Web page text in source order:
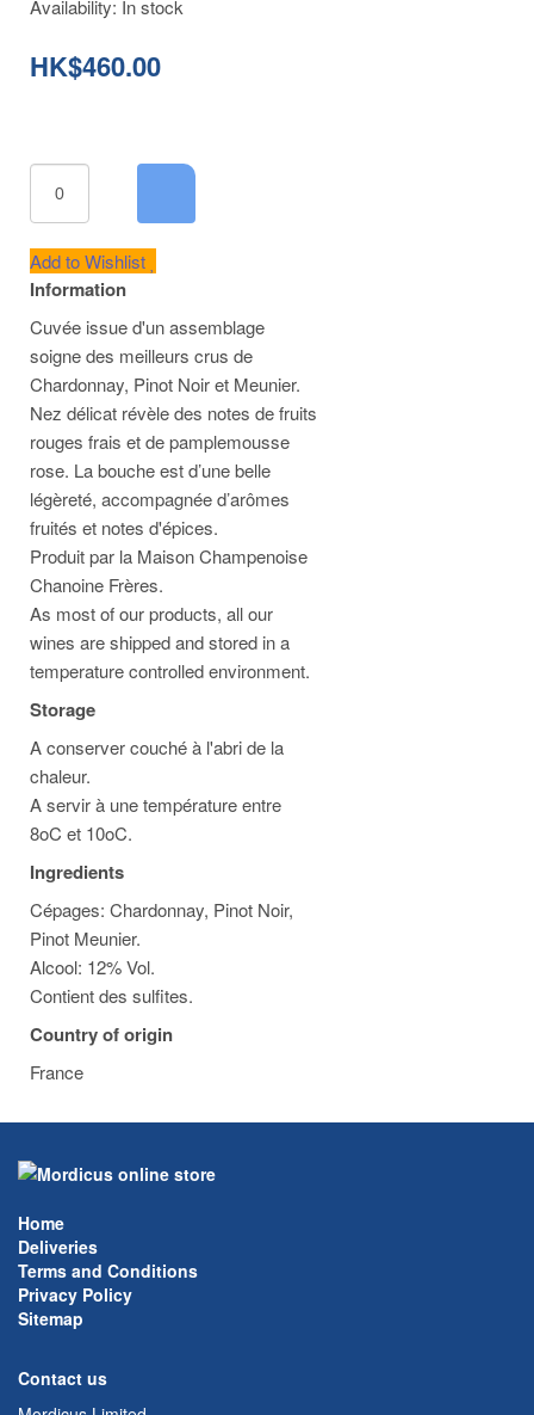
Availability: In stock
HK$460.00
Add to Wishlist
Information
Cuvée issue d'un assemblage
soigne des meilleurs crus de
Chardonnay, Pinot Noir et Meunier.
Nez délicat révèle des notes de fruits
rouges frais et de pamplemousse
rose. La bouche est d’une belle
légèreté, accompagnée d’arômes
fruités et notes d'épices.
Produit par la Maison Champenoise
Chanoine Frères.
As most of our products, all our
wines are shipped and stored in a
temperature controlled environment.
Storage
A conserver couché à l'abri de la
chaleur.
A servir à une température entre
8oC et 10oC.
Ingredients
Cépages: Chardonnay, Pinot Noir,
Pinot Meunier.
Alcool: 12% Vol.
Contient des sulfites.
Country of origin
France
Home
Deliveries
Terms and Conditions
Privacy Policy
Sitemap
Contact us